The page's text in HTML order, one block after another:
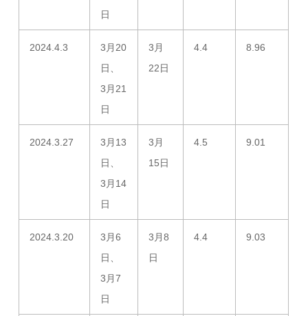
日
2024.4.3
3月20
日、
3月21
日
3月
22日
4.4 8.96
2024.3.27
3月13
日、
3月14
日
3月
15日
4.5 9.01
2024.3.20
3月6
日、
3月7
日
3月8
日
4.4 9.03